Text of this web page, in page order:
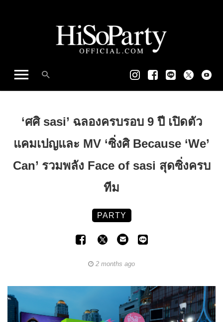
‘ศศิ sasi’ ฉลองครบรอบ 9 ปี เปิดตัว
แคมเปญและ MV ‘ซิ่งศิ Because ‘We’
Can’ รวมพลัง Face of sasi สุดซิ่งครบ
ทีม
PARTY
2 months ago